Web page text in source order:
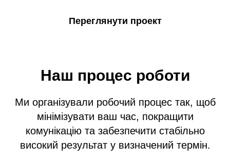
Переглянути проект
Наш процес роботи
Ми організували робочий процес так, щоб
мінімізувати ваш час, покращити
комунікацію та забезпечити стабільно
високий результат у визначений термін.